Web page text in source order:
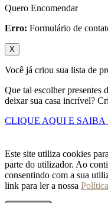
Quero Encomendar
Erro: Formulário de
X
Você já criou sua lista de
Que tal escolher presentes
deixar sua casa incrível?
CLIQUE AQUI E SAIBA
Este site utiliza cookies
parte do utilizador. Ao
consentindo com a sua
link para ler a nossa